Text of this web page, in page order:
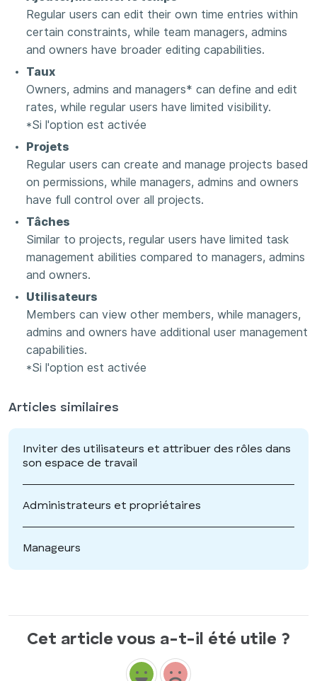
Regular users can edit their own time entries within
certain constraints, while team managers, admins
and owners have broader editing capabilities.
Taux
Owners, admins and managers* can define and edit
rates, while regular users have limited visibility.
*Si l'option est activée
Projets
Regular users can create and manage projects based
on permissions, while managers, admins and owners
have full control over all projects.
Tâches
Similar to projects, regular users have limited task
management abilities compared to managers, admins
and owners.
Utilisateurs
Members can view other members, while managers,
admins and owners have additional user management
capabilities.
*Si l'option est activée
Articles similaires
Inviter des utilisateurs et attribuer des rôles dans
son espace de travail
Administrateurs et propriétaires
Manageurs
Cet article vous a-t-il été utile ?